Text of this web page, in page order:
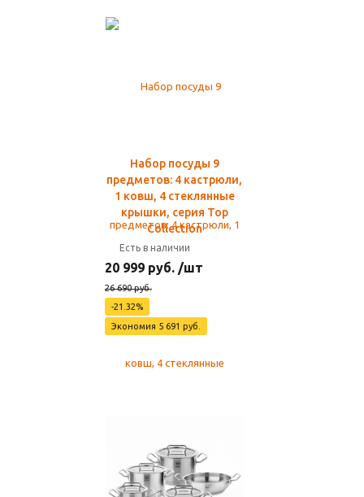
Набор посуды 9
предметов: 4 кастрюли,
1 ковш, 4 стеклянные
крышки, серия Top
Collection
Есть в наличии
20 999 руб. /шт
26 690 руб.
-21.32%
Экономия 5 691 руб.